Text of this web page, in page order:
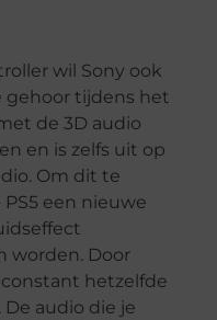
wil Sony ook
gehoor tijdens het
de 3D audio
en is zelfs uit op
Om dit te
een nieuwe
worden. Door
hetzelfde
audio die je